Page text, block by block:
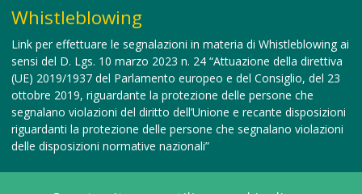
Whistleblowing
Link per effettuare le segnalazioni in materia di Whistleblowingai
sensi del D. Lgs. 10 marzo 2023 n. 24 “Attuazione della direttiva
(UE) 2019/1937 del Parlamento europeo e del Consiglio, del 23
ottobre 2019, riguardante la protezione delle persone che
segnalano violazioni del diritto dell’Unione e recante disposizioni
riguardanti la protezione delle persone che segnalano violazioni
delle disposizioni normative nazionali”